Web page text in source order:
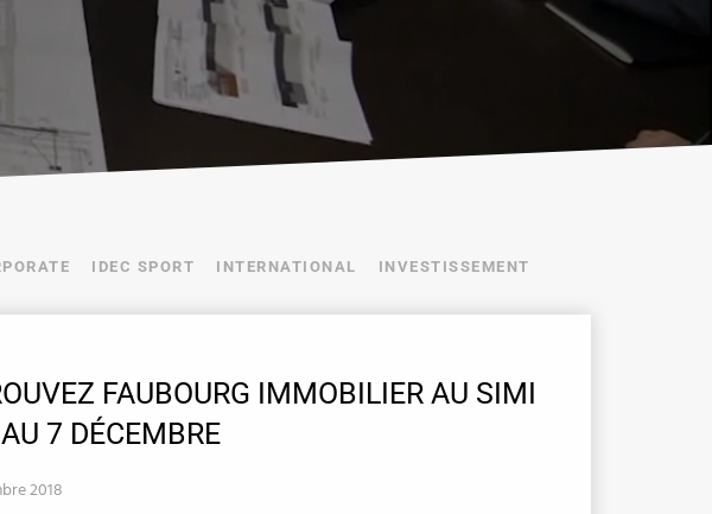
IDEC SPORT INTERNATIONAL INVESTISSEMENT
FAUBOURG IMMOBILIER AU SIMI
7 DÉCEMBRE
2018